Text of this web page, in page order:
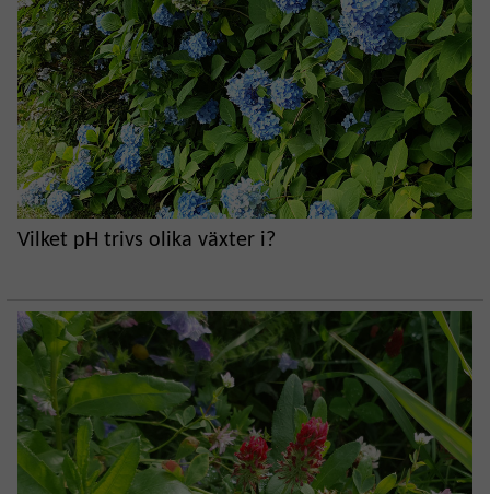
Vilket pH trivs olika växter i?